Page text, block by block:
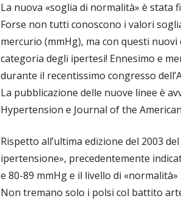
La nuova «soglia di normalità» è stata
Forse non tutti conoscono i valori
mercurio (mmHg), ma con questi
categoria degli ipertesi! Ennesimo e
durante il recentissimo congresso
La pubblicazione delle nuove linee è
Hypertension e Journal of the
Rispetto all’ultima edizione del 2003
ipertensione», precedentemente
e 80-89 mmHg e il livello di
Non tremano solo i polsi col battito